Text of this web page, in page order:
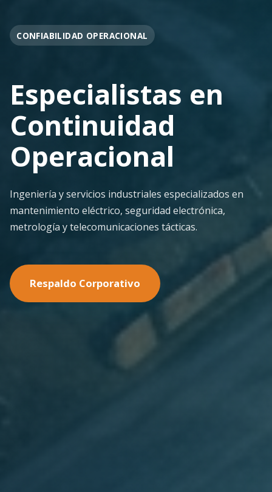
OPERACIÓN EN FAENA
Soporte
Operacional
Continuo
Despliegue ágil en terreno con los más altos
estándares de seguridad y calidad técnica para la
minería pesada.
Nuestras Soluciones